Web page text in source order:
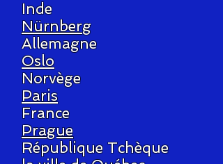
Inde
Nürnberg
Allemagne
Oslo
Norvège
Paris
France
Prague
République Tchèque